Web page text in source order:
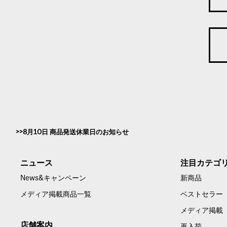
8月10日 商品発送休業日のお知らせ
ニュース
News&キャンペーン
メディア掲載商品一覧
注目カテゴ
新商品
ベストセラー
メディア掲載